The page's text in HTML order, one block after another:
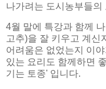
나가려는 도시농부들의
4월 말에 특강과 함께
고추)을 잘 키우고 계신
어려움은 없었는지 이
있는 요리도 함께하면
기는 토종' 입니다.